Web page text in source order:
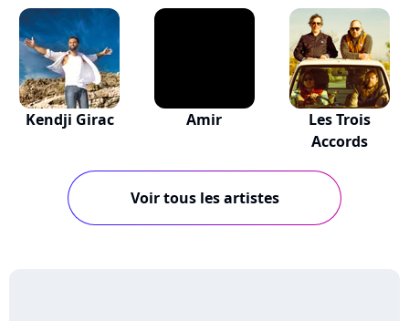
Kendji Girac Amir
Les Trois
Accords
Voir tous les artistes